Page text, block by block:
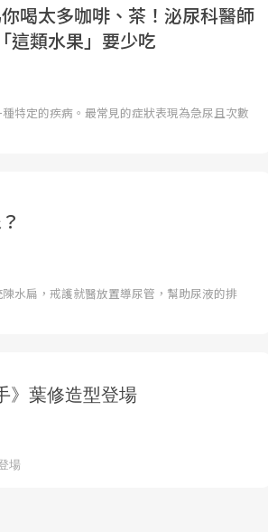
喝太多咖啡、茶！泌尿科醫師
這類水果」要少吃
特定的疾病。最常見的症狀表現為急尿且次數
水扁，戒護就醫放置導尿管，幫助尿液的排